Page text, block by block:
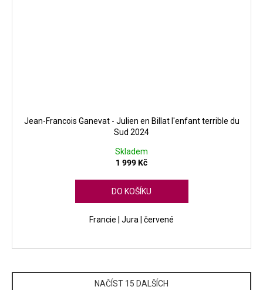
Jean-Francois Ganevat - Julien en Billat l'enfant terrible du
Sud 2024
Skladem
1 999 Kč
DO KOŠÍKU
Francie | Jura | červené
NAČÍST 15 DALŠÍCH